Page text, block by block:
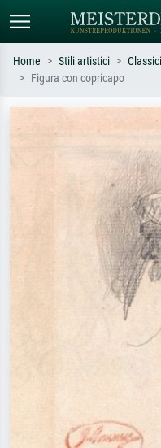
Cerca per artista, titolo o stile –
Monet, Notte stellata,
Impressionismo, onda di Hokusai,
Home Stili artistici
Figura con copricapo